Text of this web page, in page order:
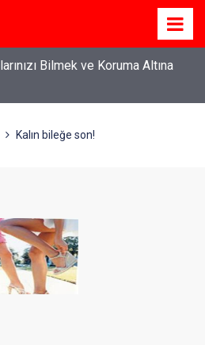
Bilmek ve Koruma Altına
Kalın bileğe son!